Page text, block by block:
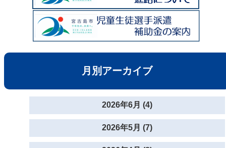
月別アーカイブ
2026年6月 (4)
2026年5月 (7)